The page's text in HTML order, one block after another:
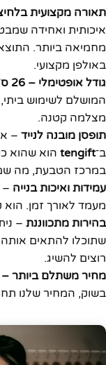
תאורה מקצועית
איכותית ואחידה
מחמיאה ביותר.
באולפן מקצועי.
גודל אופטימלי – 26 ס"מ
המושלם לשימוש
מצלמה קטנה.
תופסן מובנה לנייד –
ב־tengift הוא שהוא
במרכז הטבעת, מה
עמידות ואיכות בנייה
מעמד לאורך זמן.
בהירות מתכווננת –
שתוכלו להתאים
רוצים להשיג.
מחיר משתלם ביותר – רק 159
בשוק, המחיר שלנו